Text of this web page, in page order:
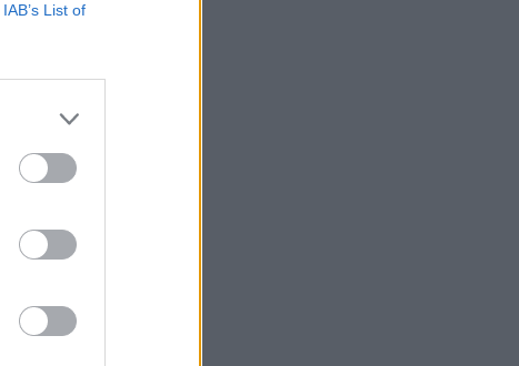
IAB’s List of